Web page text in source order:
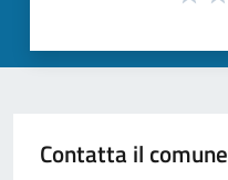
Contatta il comune